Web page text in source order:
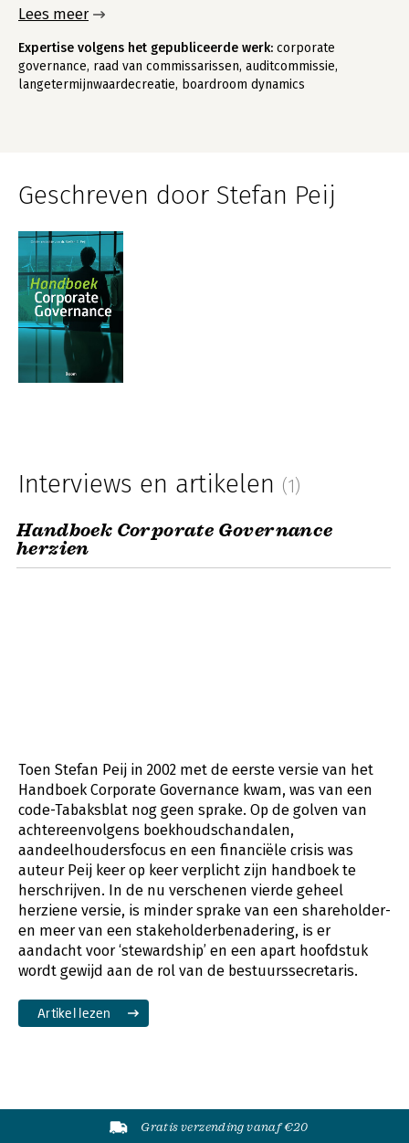
Lees meer
Expertise volgens het gepubliceerde werk: corporate
governance, raad van commissarissen, auditcommissie,
langetermijnwaardecreatie, boardroom dynamics
Geschreven door Stefan Peij
Interviews en artikelen (1)
Handboek Corporate Governance
herzien
Toen Stefan Peij in 2002 met de eerste versie van het
Handboek Corporate Governance kwam, was van een
code-Tabaksblat nog geen sprake. Op de golven van
achtereenvolgens boekhoudschandalen,
aandeelhoudersfocus en een financiële crisis was
auteur Peij keer op keer verplicht zijn handboek te
herschrijven. In de nu verschenen vierde geheel
herziene versie, is minder sprake van een shareholder-
en meer van een stakeholderbenadering, is er
aandacht voor ‘stewardship’ en een apart hoofdstuk
wordt gewijd aan de rol van de bestuurssecretaris.
Artikel lezen
Gratis verzending vanaf €20